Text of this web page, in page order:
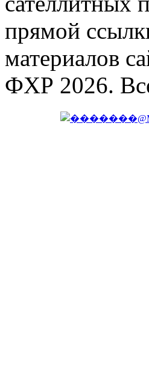
прямой
материалов
ФХР 2026.